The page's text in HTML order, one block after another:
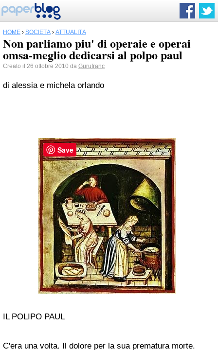
HOME › SOCIETÀ › ATTUALITÀ
Non parliamo piu' di operaie e operai
omsa-meglio dedicarsi al polpo paul
Creato il 26 ottobre 2010 da Gurufranc
di alessia e michela orlando
IL POLIPO PAUL
C'era una volta. Il dolore per la sua prematura morte.
Save